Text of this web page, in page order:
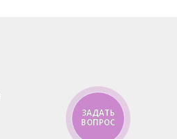
ЗАДАТЬ
ВОПРОС